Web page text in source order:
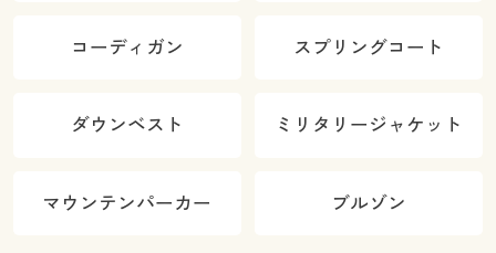
コーディガン スプリングコート
ダウンベスト ミリタリージャケット
マウンテンパーカー ブルゾン